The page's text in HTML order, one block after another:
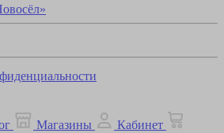
Магазины
Кабинет